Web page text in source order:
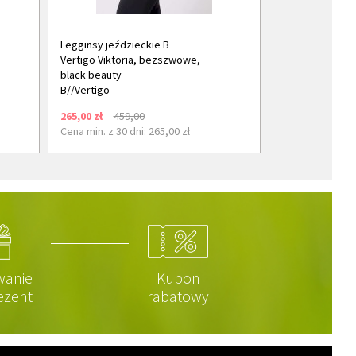
Legginsy jeździeckie B
Vertigo Viktoria, bezszwowe,
black beauty
B//Vertigo
265,00 zł
459,00
Cena min. z 30 dni: 265,00 zł
Kupon
rabatowy